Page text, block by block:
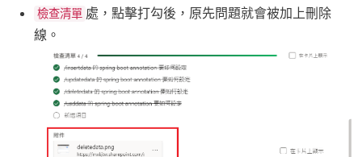
檢查清單 處，點擊打勾後，原先問題就會被加上刪除
線。